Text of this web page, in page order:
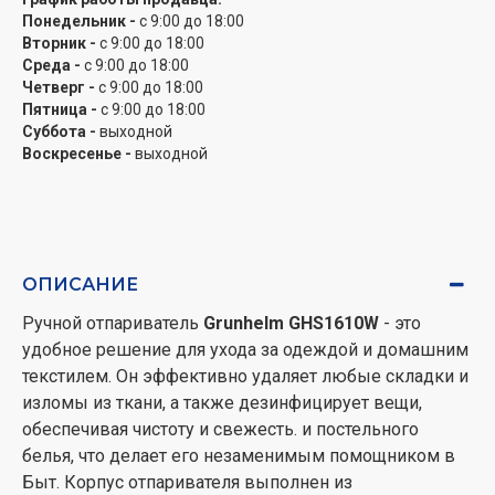
Понедельник - с 9:00 до 18:00
Вторник - с 9:00 до 18:00
Среда - с 9:00 до 18:00
Четверг - с 9:00 до 18:00
Пятница - с 9:00 до 18:00
Суббота - выходной
Воскресенье - выходной
ОПИСАНИЕ
Ручной отпариватель Grunhelm GHS1610W - это
удобное решение для ухода за одеждой и домашним
текстилем. Он эффективно удаляет любые складки и
изломы из ткани, а также дезинфицирует вещи,
обеспечивая чистоту и свежесть. и постельного
белья, что делает его незаменимым помощником в
Быт. Корпус отпаривателя выполнен из